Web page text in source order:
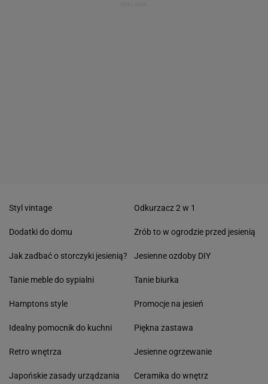
Styl vintage
Dodatki do domu
Jak zadbać o storczyki jesienią?
Tanie meble do sypialni
Hamptons style
Idealny pomocnik do kuchni
Retro wnętrza
Japońskie zasady urządzania
Odkurzacz 2 w 1
Zrób to w ogrodzie przed jesienią
Jesienne ozdoby DIY
Tanie biurka
Promocje na jesień
Piękna zastawa
Jesienne ogrzewanie
Ceramika do wnętrz